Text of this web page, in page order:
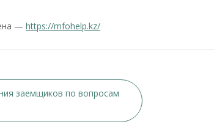
— https://mfohelp.kz/
заемщиков по вопросам